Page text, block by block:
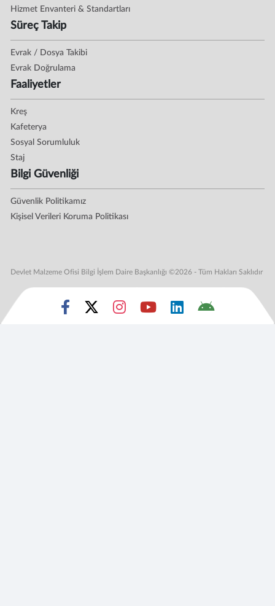
Hizmet Envanteri & Standartları
Süreç Takip
Evrak / Dosya Takibi
Evrak Doğrulama
Faaliyetler
Kreş
Kafeterya
Sosyal Sorumluluk
Staj
Bilgi Güvenliği
Güvenlik Politikamız
Kişisel Verileri Koruma Politikası
Devlet Malzeme Ofisi Bilgi İşlem Daire Başkanlığı ©2026 - Tüm Hakları Saklıdır